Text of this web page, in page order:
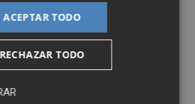
un diálogo abierto, y en
seguir trabajando en
franca y directa que
estadounidense",
la principal actividad en
ACEPTAR TODO
RECHAZAR TODO